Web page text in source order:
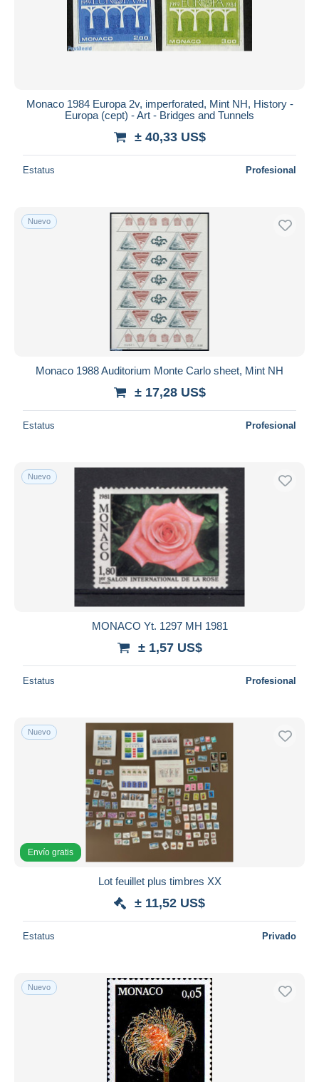
Monaco 1984 Europa 2v, imperforated, Mint NH, History -
Europa (cept) - Art - Bridges and Tunnels
± 40,33 US$
Estatus Profesional
Nuevo
Monaco 1988 Auditorium Monte Carlo sheet, Mint NH
± 17,28 US$
Estatus Profesional
Nuevo
MONACO Yt. 1297 MH 1981
± 1,57 US$
Estatus Profesional
Nuevo
Envío gratis
Lot feuillet plus timbres XX
± 11,52 US$
Estatus Privado
Nuevo